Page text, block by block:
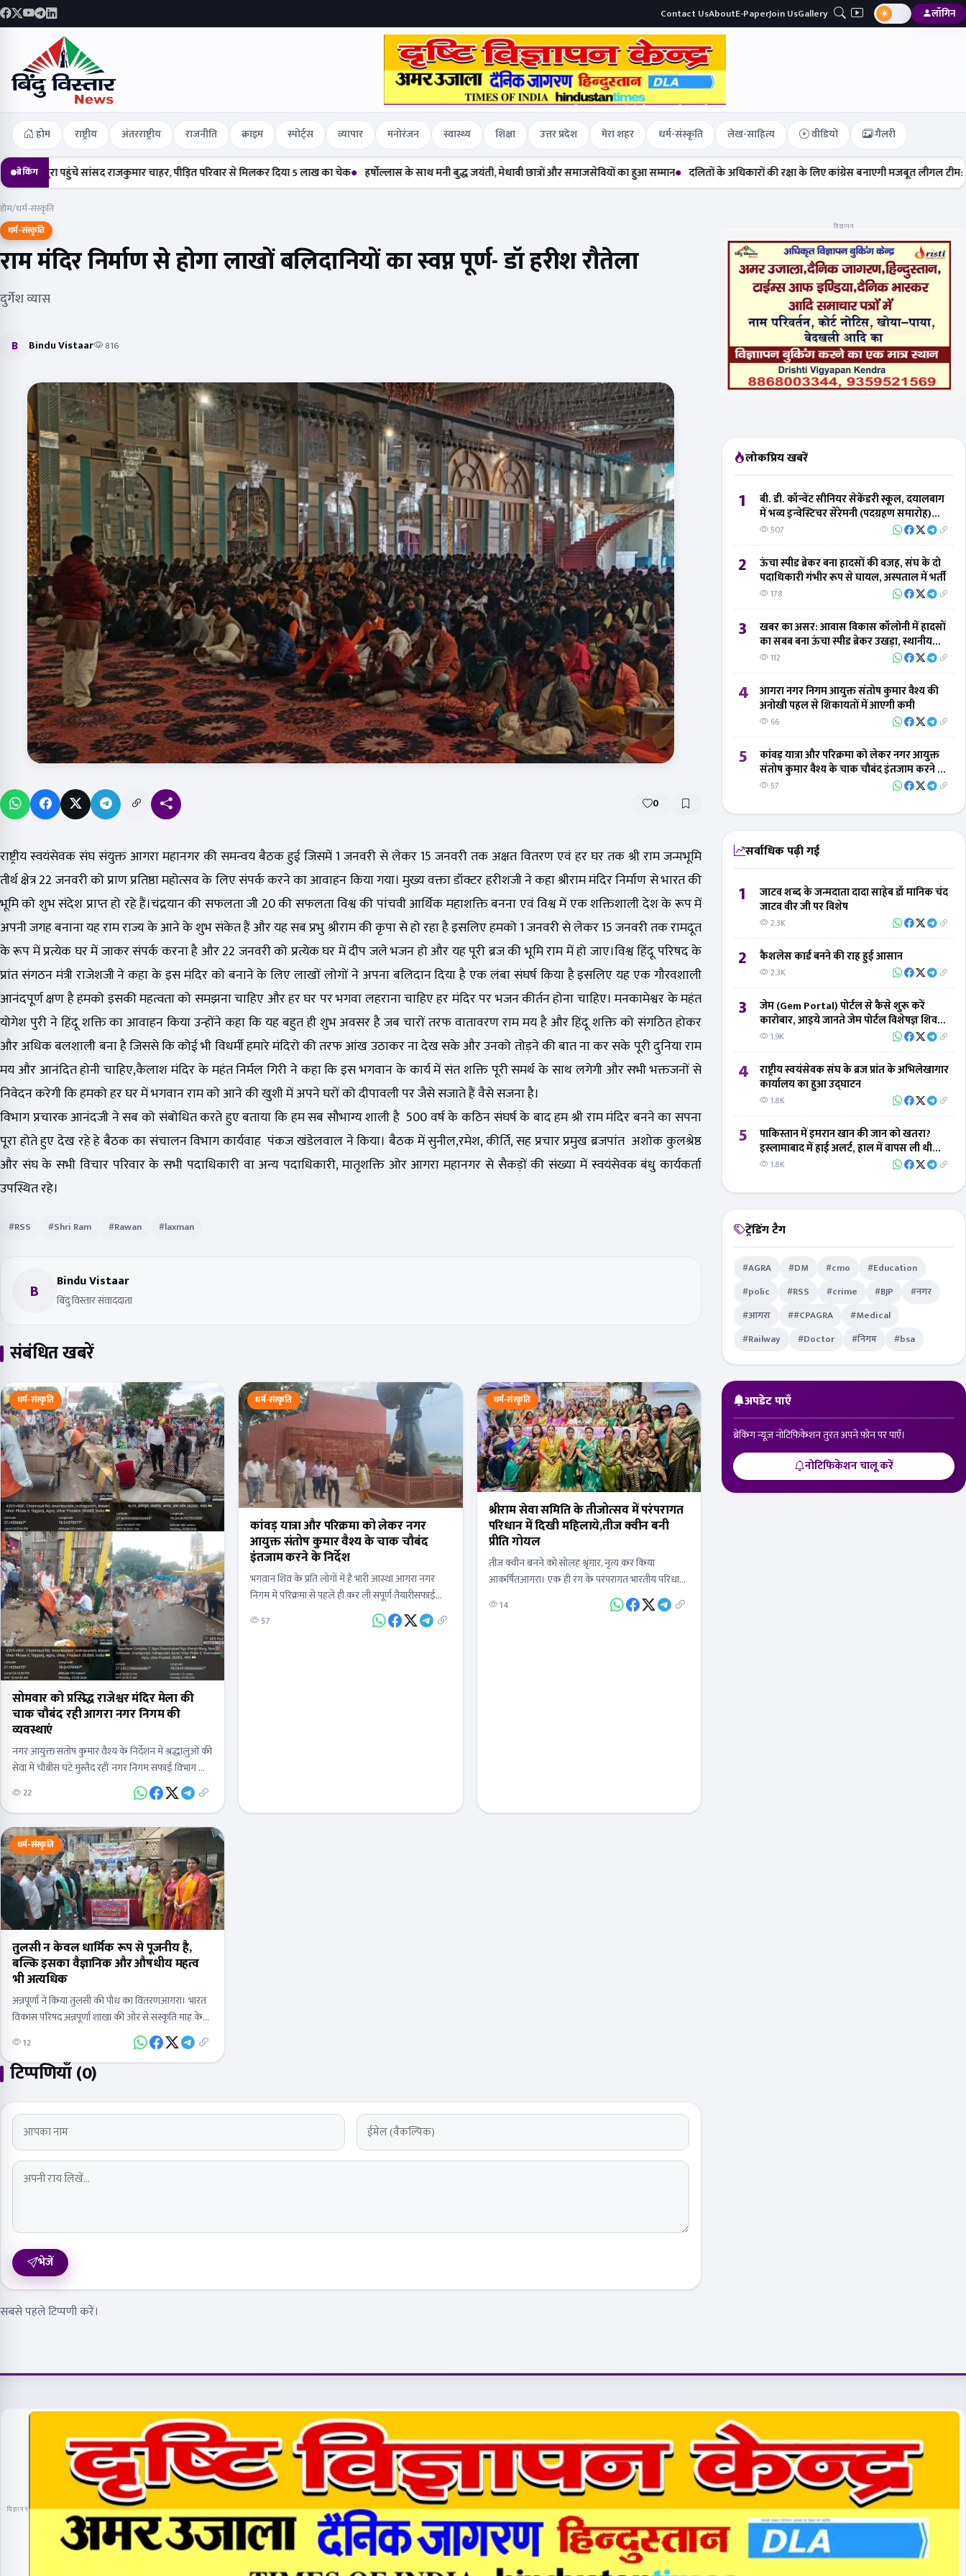
Contact UsAboutE-PaperJoin UsGallery लॉगिन
होम राष्ट्रीय अंतरराष्ट्रीय राजनीति क्राइम स्पोर्ट्स व्यापार मनोरंजन स्वास्थ्य शिक्षा उत्तर प्रदेश मेरा शहर धर्म-संस्कृति लेख-साहित्य वीडियो गैलरी
ब्रेकिंग
पहुंचे सांसद राजकुमार चाहर, पीड़ित परिवार से मिलकर दिया 5 लाख का चेक हर्षोल्लास के साथ मनी बुद्ध जयंती, मेधावी छात्रों और समाजसेवियों का हुआ सम्मान दलितों के अधिकारों की रक्षा के लिए कांग्रेस बनाएगी मजबूत लीगल टीम: मेघा सेहरा
होम/धर्म-संस्कृति
धर्म-संस्कृति
राम मंदिर निर्माण से होगा लाखों बलिदानियों का स्वप्न पूर्ण- डॉ हरीश रौतेला
दुर्गेश व्यास
B Bindu Vistaar 816
0
राष्ट्रीय स्वयंसेवक संघ संयुक्त आगरा महानगर की समन्वय बैठक हुई जिसमें 1 जनवरी से लेकर 15 जनवरी तक अक्षत वितरण एवं हर घर तक श्री राम जन्मभूमि
तीर्थ क्षेत्र 22 जनवरी को प्राण प्रतिष्ठा महोत्सव के लिए संपर्क करने का आवाहन किया गया। मुख्य वक्ता डॉक्टर हरीशजी ने कहा श्रीराम मंदिर निर्माण से भारत की
भूमि को शुभ संदेश प्राप्त हो रहे हैं।चंद्रयान की सफलता जी 20 की सफलता विश्व की पांचवी आर्थिक महाशक्ति बनना एवं विश्व में एक शक्तिशाली देश के रूप में
अपनी जगह बनाना यह राम राज्य के आने के शुभ संकेत हैं और यह सब प्रभु श्रीराम की कृपा से हो रहा है इसलिए हमको 1 जनवरी से लेकर 15 जनवरी तक रामदूत
के रूप में प्रत्येक घर में जाकर संपर्क करना है और 22 जनवरी को प्रत्येक घर में दीप जले भजन हो और यह पूरी ब्रज की भूमि राम में हो जाए।विश्व हिंदू परिषद के
प्रांत संगठन मंत्री राजेशजी ने कहा के इस मंदिर को बनाने के लिए लाखों लोगों ने अपना बलिदान दिया है एक लंबा संघर्ष किया है इसलिए यह एक गौरवशाली
आनंदपूर्ण क्षण है हमको इसकी महत्वता को समझना चाहिए और हर घर पर भगवा लहराना चाहिए हर मंदिर पर भजन कीर्तन होना चाहिए। मनकामेश्वर के महंत
योगेश पुरी ने हिंदू शक्ति का आवाहन किया उन्होंने कहा कि यह बहुत ही शुभ अवसर है जब चारों तरफ वातावरण राम मय है और हिंदू शक्ति को संगठित होकर
और अधिक बलशाली बना है जिससे कि कोई भी विधर्मी हमारे मंदिरो की तरफ आंख उठाकर ना देख सके और उनको तोड़ने की बात ना कर सके पूरी दुनिया राम
मय और आनंदित होनी चाहिए,कैलाश मंदिर के महंत निर्मल गिरी ने कहा कि इस भगवान के कार्य में संत शक्ति पूरी समर्थ के साथ लगेगी और सभी भक्तजनों से
निवेदन करेगी कि हमको हर घर में भगवान राम को आने की खुशी में अपने घरों को दीपावली पर जैसे सजाते हैं वैसे सजना है।
विभाग प्रचारक आनंदजी ने सब को संबोधित करते हुए बताया कि हम सब सौभाग्य शाली है 500 वर्ष के कठिन संघर्ष के बाद हम श्री राम मंदिर बनने का सपना
पूरा होते हुए देख रहे हे बैठक का संचालन विभाग कार्यवाह पंकज खंडेलवाल ने किया। बैठक में सुनील,रमेश, कीर्ति, सह प्रचार प्रमुख ब्रजपांत अशोक कुलश्रेष्ठ
और संघ के सभी विचार परिवार के सभी पदाधिकारी वा अन्य पदाधिकारी, मातृशक्ति ओर आगरा महानगर से सैकड़ों की संख्या में स्वयंसेवक बंधु कार्यकर्ता
उपस्थित रहे।
#RSS #Shri Ram #Rawan #laxman
B Bindu Vistaar
बिंदु विस्तार संवाददाता
संबंधित खबरें
धर्म-संस्कृति
सोमवार को प्रसिद्ध राजेश्वर मंदिर मेला की
चाक चौबंद रही आगरा नगर निगम की
व्यवस्थाएं
नगर आयुक्त संतोष कुमार वैश्य के निर्देशन में श्रद्धालुओं की
सेवा में चौबीस घंटे मुस्तैद रहीं नगर निगम सफाई विभाग की
टीमअपर नगर आयुक्त शिशिर &nbsp;कुमार 2 दिन…
22
धर्म-संस्कृति
कांवड़ यात्रा और परिक्रमा को लेकर नगर
आयुक्त संतोष कुमार वैश्य के चाक चौबंद
इंतजाम करने के निर्देश
भगवान शिव के प्रति लोगों में है भारी आस्था आगरा नगर
निगम में परिक्रमा से पहले ही कर ली संपूर्ण तैयारीसफाई
व्यवस्था हो या जलआपूर्ति की व्यवस्था प्रकाश…
57
धर्म-संस्कृति
श्रीराम सेवा समिति के तीजोत्सव में परंपरागत
परिधान में दिखी महिलाये,तीज क्वीन बनी
प्रीति गोयल
तीज क्वीन बनने को सोलह श्रृंगार, नृत्य कर किया
आकर्षितआगरा। एक ही रंग के परंपरागत भारतीय परिधान
में भारतीय संस्कृति का परचम लहराती हुई महिलाएं ऐसे
प्रतीत हो…
14
धर्म-संस्कृति
तुलसी न केवल धार्मिक रूप से पूजनीय है,
बल्कि इसका वैज्ञानिक और औषधीय महत्व
भी अत्यधिक
अन्नपूर्णा ने किया तुलसी की पौध का वितरणआगरा। भारत
विकास परिषद अन्नपूर्णा शाखा की ओर से संस्कृति माह के
अंतर्गत तुलसी की पौध का वितरण जीवनी मण्डी स्थित…
12
टिप्पणियाँ (0)
भेजें
सबसे पहले टिप्पणी करें।
विज्ञापन
लोकप्रिय खबरें
1
बी. डी. कॉन्वेंट सीनियर सेकेंडरी स्कूल, दयालबाग
में भव्य इन्वेस्टिचर सेरेमनी (पदग्रहण समारोह)
संपन्न
507
2
ऊंचा स्पीड ब्रेकर बना हादसों की वजह, संघ के दो
पदाधिकारी गंभीर रूप से घायल, अस्पताल में भर्ती
178
3
खबर का असर: आवास विकास कॉलोनी में हादसों
का सबब बना ऊंचा स्पीड ब्रेकर उखड़ा, स्थानीय
लोगों ने 'बिंदु विस्तार न्यूज' का जताया आभार
112
4
आगरा नगर निगम आयुक्त संतोष कुमार वैश्य की
अनोखी पहल से शिकायतों में आएगी कमी
66
5
कांवड़ यात्रा और परिक्रमा को लेकर नगर आयुक्त
संतोष कुमार वैश्य के चाक चौबंद इंतजाम करने के
निर्देश
57
सर्वाधिक पढ़ी गई
1
जाटव शब्द के जन्मदाता दादा साहेब डॉ मानिक चंद
जाटव वीर जी पर विशेष
2.3K
2 कैशलेस कार्ड बनने की राह हुई आसान
2.3K
3
जेम (Gem Portal) पोर्टल से कैसे शुरू करें
कारोबार, आइये जानते जेम पोर्टल विशेषज्ञ शिवम्
तिवारी से
1.9K
4
राष्ट्रीय स्वयंसेवक संघ के ब्रज प्रांत के अभिलेखागार
कार्यालय का हुआ उद्घाटन
1.8K
5
पाकिस्तान में इमरान खान की जान को खतरा?
इस्लामाबाद में हाई अलर्ट, हाल में वापस ली थी
सुरक्षा
1.8K
ट्रेंडिंग टैग
#AGRA #DM #cmo
#Education
#polic
#RSS #crime #BJP
#नगर
#आगरा
##CPAGRA
#Medical
#Railway
#Doctor #निगम #bsa
अपडेट पाएँ
ब्रेकिंग न्यूज़ नोटिफिकेशन तुरंत अपने फ़ोन पर पाएँ।
नोटिफिकेशन चालू करें
विज्ञापन